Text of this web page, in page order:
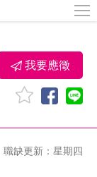
我要應徵
職缺更新：星期四